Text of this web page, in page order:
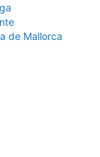
de Mallorca